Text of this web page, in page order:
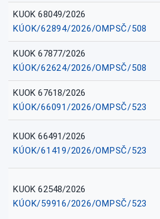
KUOK 68049/2026
KÚOK/62894/2026/OMPSČ/508
KUOK 67877/2026
KÚOK/62624/2026/OMPSČ/508
KUOK 67618/2026
KÚOK/66091/2026/OMPSČ/523
KUOK 66491/2026
KÚOK/61419/2026/OMPSČ/523
KUOK 62548/2026
KÚOK/59916/2026/OMPSČ/523